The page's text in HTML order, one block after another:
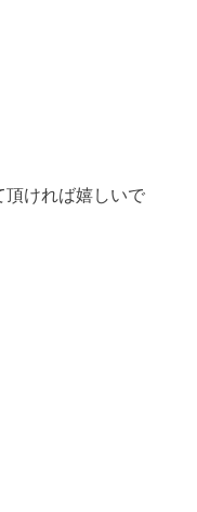
頂ければ嬉しいで